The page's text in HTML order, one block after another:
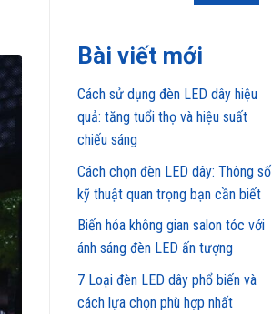
Bài viết mới
Cách sử dụng đèn LED dây hiệu
quả: tăng tuổi thọ và hiệu suất
chiếu sáng
Cách chọn đèn LED dây: Thông số
kỹ thuật quan trọng bạn cần biết
Biến hóa không gian salon tóc với
ánh sáng đèn LED ấn tượng
7 Loại đèn LED dây phổ biến và
cách lựa chọn phù hợp nhất